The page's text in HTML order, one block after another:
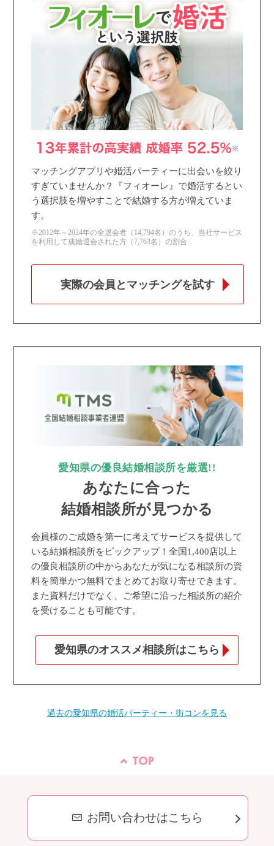
個人情報保護のため
プライバシーマークを取得しております
マッチングアプリや婚活パーティーに出会いを絞り
すぎていませんか？『フィオーレ』で婚活するとい
う選択肢を増やすことで結婚する方が増えていま
す。
※2012年～2024年の全退会者（14,794名）のうち、当社サービス
を利用して成婚退会された方（7,763名）の割合
実際の会員とマッチングを試す
愛知県の優良結婚相談所を厳選!!
あなたに合った
結婚相談所が見つかる
会員様のご成婚を第一に考えてサービスを提供して
いる結婚相談所をピックアップ！全国1,400店以上
の優良相談所の中からあなたが気になる相談所の資
料を簡単かつ無料でまとめてお取り寄せできます。
また資料だけでなく、ご希望に沿った相談所の紹介
を受けることも可能です。
愛知県のオススメ相談所はこちら
過去の愛知県の婚活パーティー・街コンを見る
お問い合わせはこちら